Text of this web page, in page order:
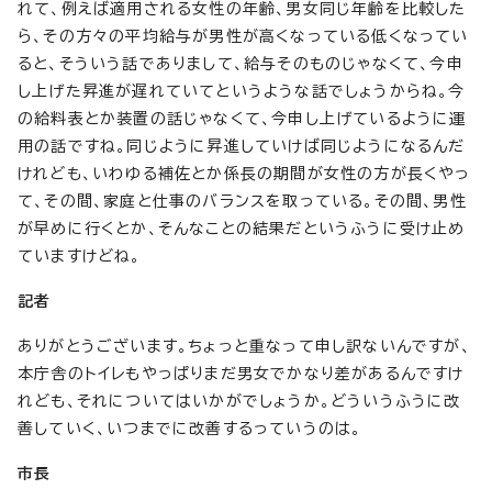
れて、例えば適用される女性の年齢、男女同じ年齢を比較した
ら、その方々の平均給与が男性が高くなっている低くなってい
ると、そういう話でありまして、給与そのものじゃなくて、今申
し上げた昇進が遅れていてというような話でしょうからね。今
の給料表とか装置の話じゃなくて、今申し上げているように運
用の話ですね。同じように昇進していけば同じようになるんだ
けれども、いわゆる補佐とか係長の期間が女性の方が長くやっ
て、その間、家庭と仕事のバランスを取っている。その間、男性
が早めに行くとか、そんなことの結果だというふうに受け止め
ていますけどね。
記者
ありがとうございます。ちょっと重なって申し訳ないんですが、
本庁舎のトイレもやっぱりまだ男女でかなり差があるんですけ
れども、それについてはいかがでしょうか。どういうふうに改
善していく、いつまでに改善するっていうのは。
市長